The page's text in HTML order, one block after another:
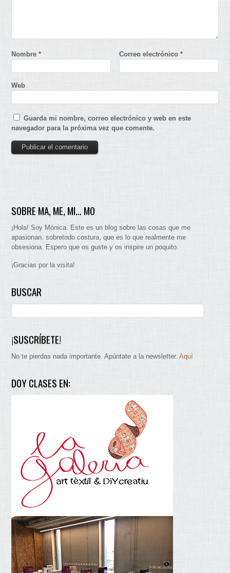
Nombre* Correo electrónico*
Web
Guarda mi nombre, correo electrónico y web en este
navegador para la próxima vez que comente.
SOBRE MA, ME, MI… MO
¡Hola! Soy Mònica. Este es un blog sobre las cosas que me
apasionan. sobretodo costura, que es lo que realmente me
obsesiona. Espero que os guste y os inspire un poquito.
¡Gracias por la visita!
BUSCAR
¡SUSCRÍBETE!
No te pierdas nada importante. Apúntate a la newsletter.Aquí
DOY CLASES EN: